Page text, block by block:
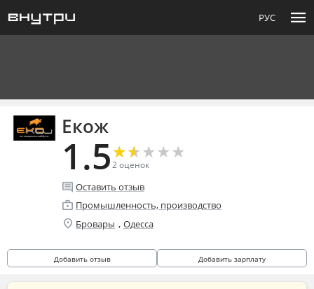
РУС menu
Екож
1.5★
★★
★★
★★
★★
★
2оценок
comment Оставить отзыв
enterprise Промышленность, производство
location_on Бровары , Одесса
Добавить отзыв Добавить зарплату